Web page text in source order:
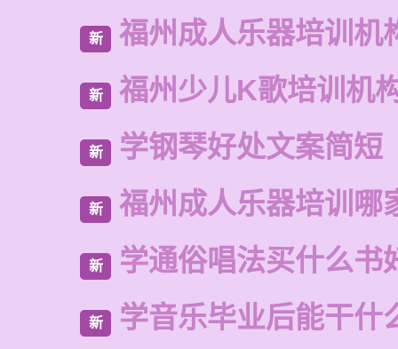
新 福州成人乐器培训机
新 福州少儿K歌培训机
新 学钢琴好处文案简短
新 福州成人乐器培训哪
新 学通俗唱法买什么书
新 学音乐毕业后能干什